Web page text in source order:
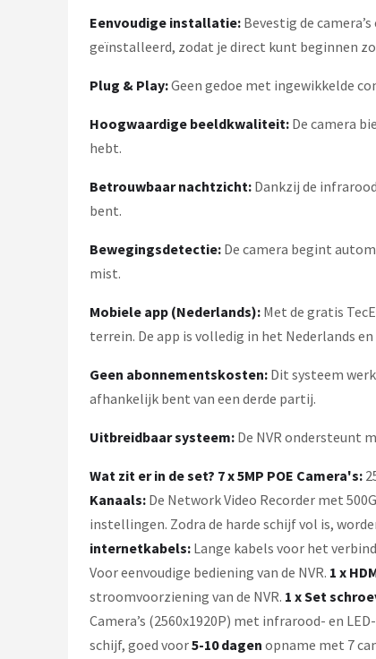
Eenvoudige installatie: Bevestig de
geïnstalleerd, zodat je direct kunt beginnen
Plug & Play:Geen gedoe met ingewikkelde
Hoogwaardige beeldkwaliteit: De camera
hebt.
Betrouwbaar nachtzicht: Dankzij de
bent.
Bewegingsdetectie: De camera begint
mist.
Mobiele app (Nederlands): Met de gratis
terrein. De app is volledig in het Nederlands
Geen abonnementskosten: Dit systeem
afhankelijk bent van een derde partij.
Uitbreidbaar systeem: De NVR ondersteunt
Wat zit er in de set? 7 x 5MP POE Camera's:
Kanaals: De Network Video Recorder met
instellingen. Zodra de harde schijf vol is,
internetkabels: Lange kabels voor het
Voor eenvoudige bediening van de NVR. 1 x
stroomvoorziening van de NVR. 1 x Set
Camera’s (2560x1920P) met infrarood- en
schijf, goed voor5-10 dagen opname met 7